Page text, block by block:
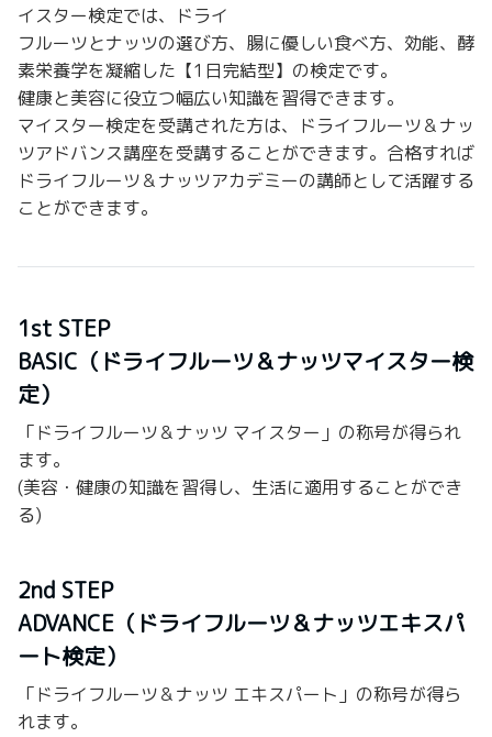
イスター検定では、ドライ
フルーツとナッツの選び方、腸に優しい食べ方、効能、酵
素栄養学を凝縮した【1日完結型】の検定です。
健康と美容に役立つ幅広い知識を習得できます。
マイスター検定を受講された方は、ドライフルーツ＆ナッ
ツアドバンス講座を受講することができます。合格すれば
ドライフルーツ＆ナッツアカデミーの講師として活躍する
ことができます。
1st STEP
BASIC（ドライフルーツ＆ナッツマイスター検
定）
「ドライフルーツ＆ナッツ マイスター」の称号が得られ
ます。
(美容・健康の知識を習得し、生活に適用することができ
る)
2nd STEP
ADVANCE（ドライフルーツ＆ナッツエキスパ
ート検定）
「ドライフルーツ＆ナッツ エキスパート」の称号が得ら
れます。